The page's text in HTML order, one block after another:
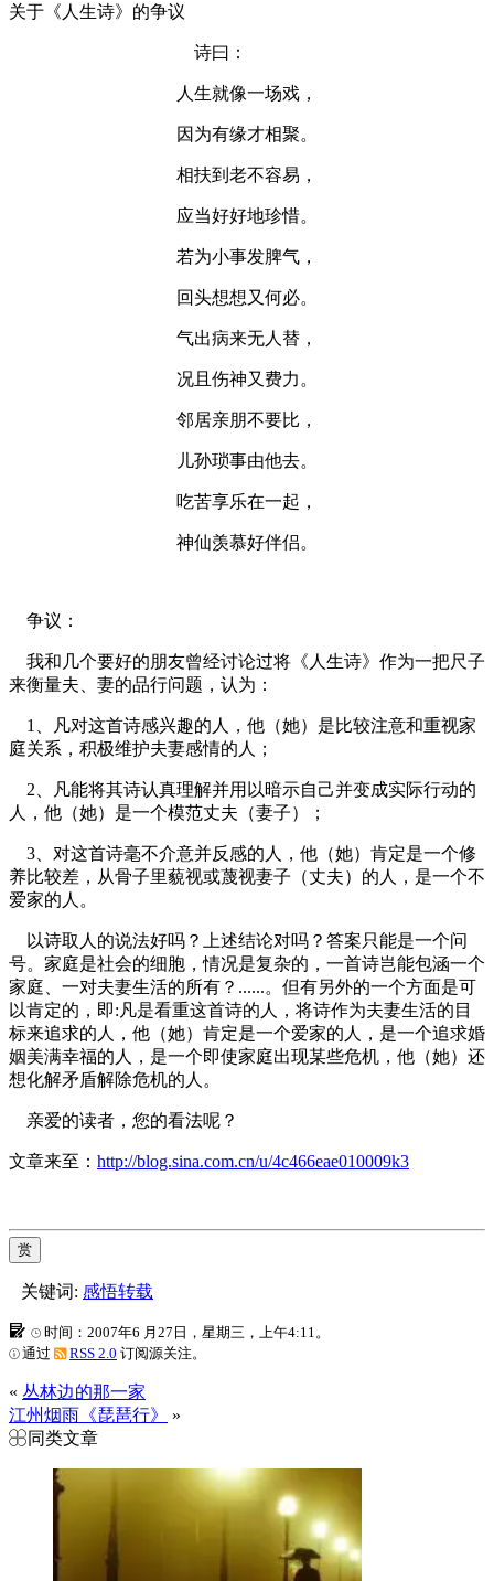
关于《人生诗》的争议
诗曰：
人生就像一场戏，
因为有缘才相聚。
相扶到老不容易，
应当好好地珍惜。
若为小事发脾气，
回头想想又何必。
气出病来无人替，
况且伤神又费力。
邻居亲朋不要比，
儿孙琐事由他去。
吃苦享乐在一起，
神仙羡慕好伴侣。
争议：
我和几个要好的朋友曾经讨论过将《人生诗》作为一把尺子
来衡量夫、妻的品行问题，认为：
1、凡对这首诗感兴趣的人，他（她）是比较注意和重视家
庭关系，积极维护夫妻感情的人；
2、凡能将其诗认真理解并用以暗示自己并变成实际行动的
人，他（她）是一个模范丈夫（妻子）；
3、对这首诗毫不介意并反感的人，他（她）肯定是一个修
养比较差，从骨子里藐视或蔑视妻子（丈夫）的人，是一个不
爱家的人。
以诗取人的说法好吗？上述结论对吗？答案只能是一个问
号。家庭是社会的细胞，情况是复杂的，一首诗岂能包涵一个
家庭、一对夫妻生活的所有？......。但有另外的一个方面是可
以肯定的，即:凡是看重这首诗的人，将诗作为夫妻生活的目
标来追求的人，他（她）肯定是一个爱家的人，是一个追求婚
姻美满幸福的人，是一个即使家庭出现某些危机，他（她）还
想化解矛盾解除危机的人。
亲爱的读者，您的看法呢？
文章来至： http://blog.sina.com.cn/u/4c466eae010009k3
赏
关键词: 感悟转载
时间：2007年6 月27日，星期三，上午4:11。
通过
RSS 2.0 订阅源关注。
« 丛林边的那一家
江州烟雨《琵琶行》
»
同类文章